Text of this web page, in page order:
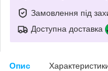
Замовлення під
Доступна доставка
Опис